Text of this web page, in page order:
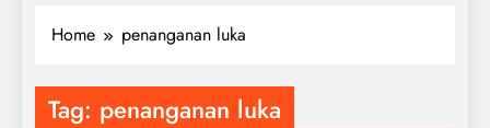
Home penanganan luka
Tag: penanganan luka